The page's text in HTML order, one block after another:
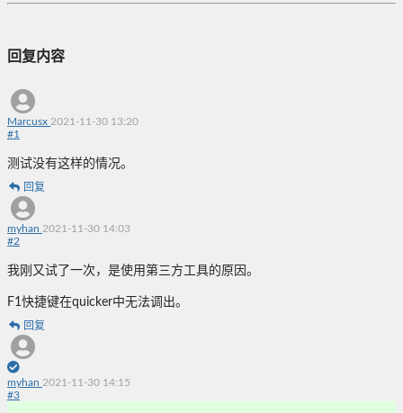
回复内容
Marcusx 2021-11-30 13:20
#1
测试没有这样的情况。
回复
myhan 2021-11-30 14:03
#2
我刚又试了一次，是使用第三方工具的原因。
F1快捷键在quicker中无法调出。
回复
myhan 2021-11-30 14:15
#3